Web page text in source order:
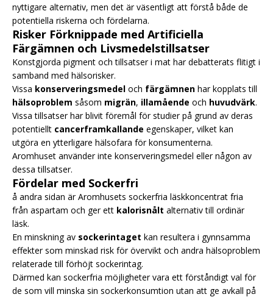
nyttigare alternativ, men det är väsentligt att förstå både de
potentiella riskerna och fördelarna.
Risker Förknippade med Artificiella
Färgämnen och Livsmedelstillsatser
Konstgjorda pigment och tillsatser i mat har debatterats flitigt i
samband med hälsorisker.
Vissa konserveringsmedel och färgämnen har kopplats till
hälsoproblem såsom migrän, illamående och huvudvärk.
Vissa tillsatser har blivit föremål för studier på grund av deras
potentiellt cancerframkallande egenskaper, vilket kan
utgöra en ytterligare hälsofara för konsumenterna.
Aromhuset använder inte konserveringsmedel eller någon av
dessa tillsatser.
Fördelar med Sockerfri
å andra sidan är Aromhusets sockerfria läskkoncentrat fria
från aspartam och ger ett kalorisnålt alternativ till ordinär
läsk.
En minskning av sockerintaget kan resultera i gynnsamma
effekter som minskad risk för övervikt och andra hälsoproblem
relaterade till förhöjt sockerintag.
Därmed kan sockerfria möjligheter vara ett förståndigt val för
de som vill minska sin sockerkonsumtion utan att ge avkall på